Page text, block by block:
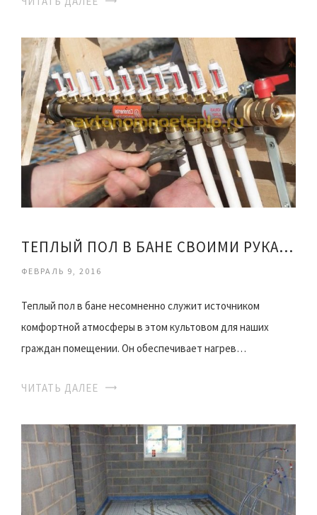
ТЕПЛЫЙ ПОЛ В БАНЕ СВОИМИ РУКАМИ
ФЕВРАЛЬ 9, 2016
Теплый пол в бане несомненно служит источником
комфортной атмосферы в этом культовом для наших
граждан помещении. Он обеспечивает нагрев…
ЧИТАТЬ ДАЛЕЕ